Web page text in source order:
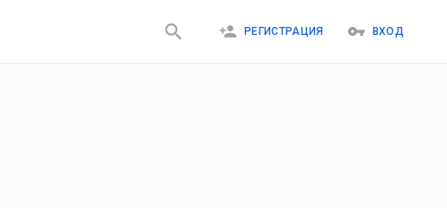
РЕГИСТРАЦИЯ ВХОД